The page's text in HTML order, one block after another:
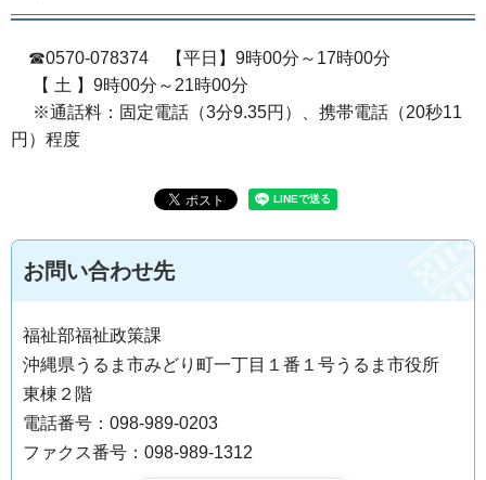
☎0570-078374 【平日】9時00分～17時00分
【 土 】9時00分～21時00分
※通話料：固定電話（3分9.35円）、携帯電話（20秒11
円）程度
お問い合わせ先
福祉部福祉政策課
沖縄県うるま市みどり町一丁目１番１号うるま市役所
東棟２階
電話番号：098-989-0203
ファクス番号：098-989-1312